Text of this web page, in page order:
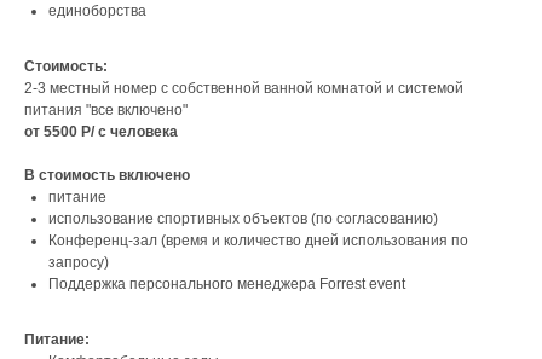
единоборства
Стоимость:
2-3 местный номер с собственной ванной комнатой и системой
питания "все включено"
от 5500 Р/ с человека
В стоимость включено
питание
использование спортивных объектов (по согласованию)
Конференц-зал (время и количество дней использования по
запросу)
Поддержка персонального менеджера Forrest event
Питание: